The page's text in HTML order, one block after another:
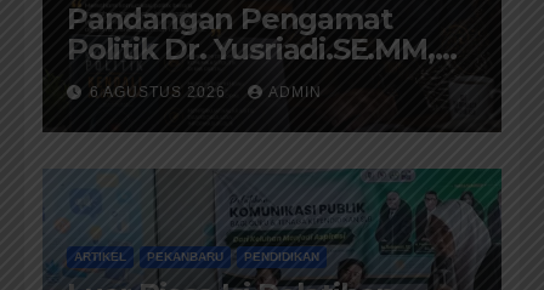
Pandangan Pengamat
Politik Dr. Yusriadi.SE.MM,
Tentang Buku Dr. (Cand)
Liza Fitriani S. Kom M. Ikom
6 AGUSTUS 2026 ADMIN
ARTIKEL PEKANBARU PENDIDIKAN